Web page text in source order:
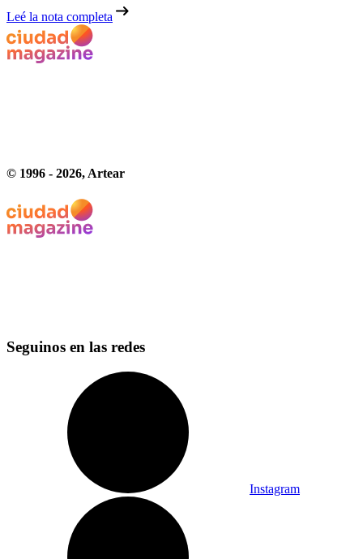
Leé la nota completa
© 1996 - 2026, Artear
Seguinos en las redes
Instagram